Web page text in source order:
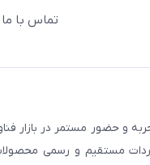
تماس با ما
و حضور مستمر در بازار